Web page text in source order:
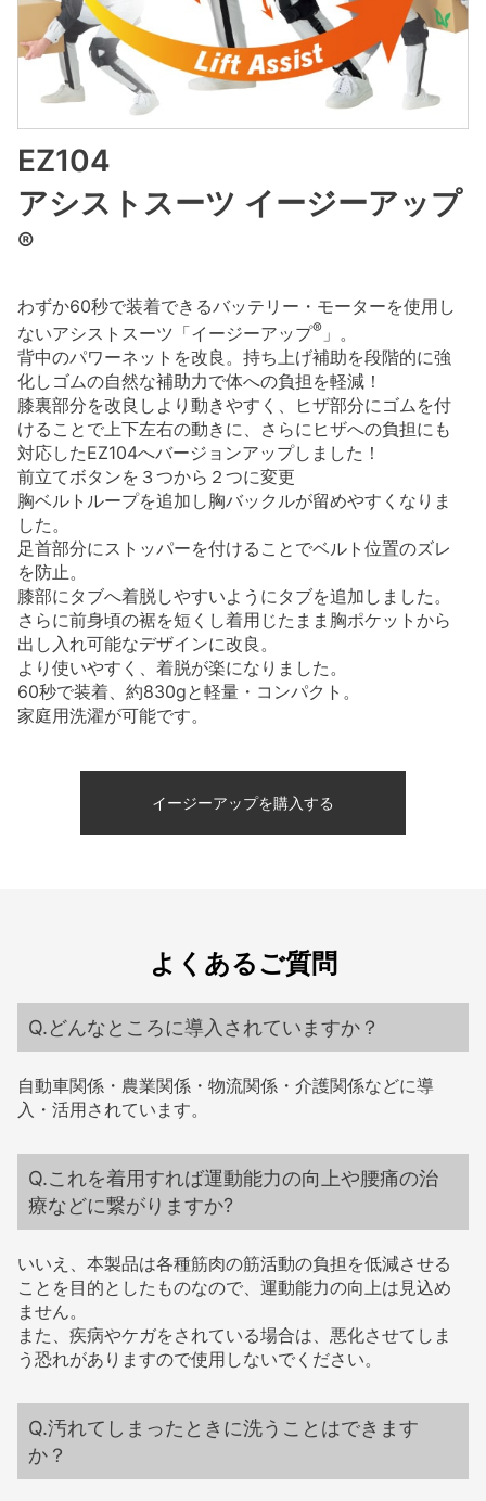
EZ104
アシストスーツ イージーアップ
®
わずか60秒で装着できるバッテリー・モーターを使用し
ないアシストスーツ「イージーアップ® 」。
背中のパワーネットを改良。持ち上げ補助を段階的に強
化しゴムの自然な補助力で体への負担を軽減！
膝裏部分を改良しより動きやすく、ヒザ部分にゴムを付
けることで上下左右の動きに、さらにヒザへの負担にも
対応したEZ104へバージョンアップしました！
前立てボタンを３つから２つに変更
胸ベルトループを追加し胸バックルが留めやすくなりま
した。
足首部分にストッパーを付けることでベルト位置のズレ
を防止。
膝部にタブへ着脱しやすいようにタブを追加しました。
さらに前身頃の裾を短くし着用じたまま胸ポケットから
出し入れ可能なデザインに改良。
より使いやすく、着脱が楽になりました。
60秒で装着、約830gと軽量・コンパクト。
家庭用洗濯が可能です。
イージーアップを購入する
よくあるご質問
どんなところに導入されていますか？
自動車関係・農業関係・物流関係・介護関係などに導
入・活用されています。
これを着用すれば運動能力の向上や腰痛の治
療などに繋がりますか?
いいえ、本製品は各種筋肉の筋活動の負担を低減させる
ことを目的としたものなので、運動能力の向上は見込め
ません。
また、疾病やケガをされている場合は、悪化させてしま
う恐れがありますので使用しないでください。
汚れてしまったときに洗うことはできます
か？